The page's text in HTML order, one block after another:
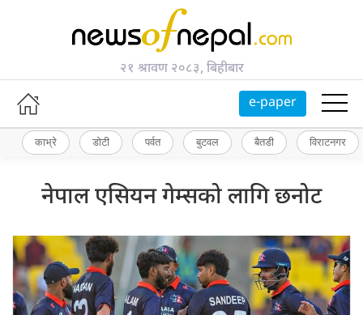
२१ श्रावण २०८३, बिहीबार
e-paper
काभ्रे डोटी पर्वत बुटवल बैतडी विराटनगर
नेपाल एसियन गेम्सको लागि छनोट